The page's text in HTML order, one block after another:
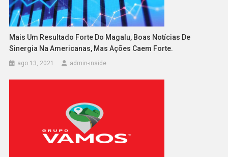
Mais Um Resultado Forte Do Magalu, Boas Notícias De
Sinergia Na Americanas, Mas Ações Caem Forte.
ago 13, 2021 admin-inside